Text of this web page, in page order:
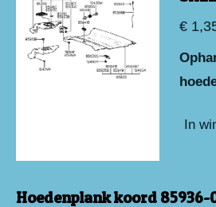
€
In
Hoedenplank koord 85936-